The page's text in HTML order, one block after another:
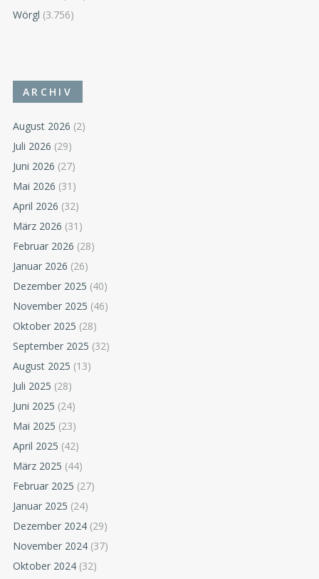
Wörgl (3.756)
ARCHIV
August 2026 (2)
Juli 2026 (29)
Juni 2026 (27)
Mai 2026 (31)
April 2026 (32)
März 2026 (31)
Februar 2026 (28)
Januar 2026 (26)
Dezember 2025 (40)
November 2025 (46)
Oktober 2025 (28)
September 2025 (32)
August 2025 (13)
Juli 2025 (28)
Juni 2025 (24)
Mai 2025 (23)
April 2025 (42)
März 2025 (44)
Februar 2025 (27)
Januar 2025 (24)
Dezember 2024 (29)
November 2024 (37)
Oktober 2024 (32)